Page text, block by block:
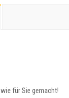
wie für Sie gemacht!